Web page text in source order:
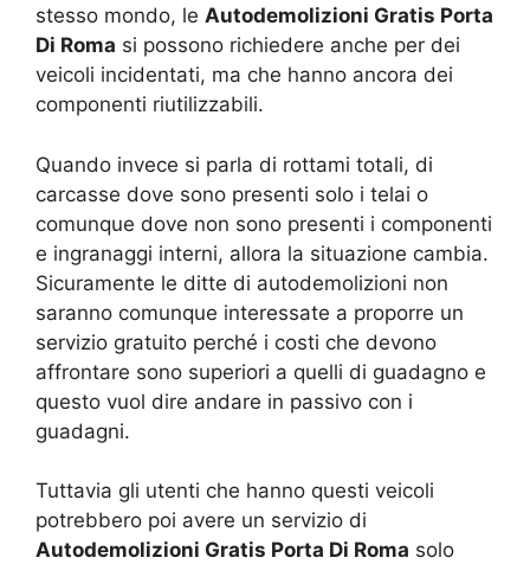
stesso mondo, le Autodemolizioni Gratis Porta
Di Roma si possono richiedere anche per dei
veicoli incidentati, ma che hanno ancora dei
componenti riutilizzabili.
Quando invece si parla di rottami totali, di
carcasse dove sono presenti solo i telai o
comunque dove non sono presenti i componenti
e ingranaggi interni, allora la situazione cambia.
Sicuramente le ditte di autodemolizioni non
saranno comunque interessate a proporre un
servizio gratuito perché i costi che devono
affrontare sono superiori a quelli di guadagno e
questo vuol dire andare in passivo con i
guadagni.
Tuttavia gli utenti che hanno questi veicoli
potrebbero poi avere un servizio di
Autodemolizioni Gratis Porta Di Roma solo